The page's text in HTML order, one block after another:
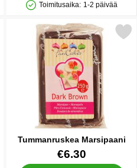
Saatavuus: Varastossa
Toimitusaika: 1-2 päivää
Brown 250 g suosikiksi
Tummanruskea Marsipaani
Tuote.nro 12155
€6.30
Merkitse tummanruskea